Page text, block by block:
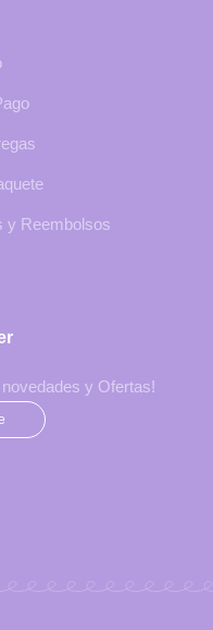
y Reembolsos
y Ofertas!